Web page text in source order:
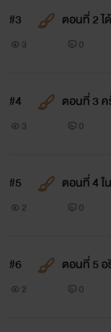
#3 ตอนที่ 2 ไ
3 0
#4 ตอนที่ 3 ค
3 0
#5 ตอนที่ 4 ใ
2 0
#6 ตอนที่ 5
2 0